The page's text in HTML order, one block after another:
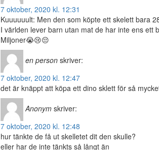
7 oktober, 2020 kl. 12:31
Kuuuuuult: Men den som köpte ett skelett bara
I världen lever barn utan mat de har inte ens ett
Miljoner😭😢😔
en person skriver:
7 oktober, 2020 kl. 12:47
det är knäppt att köpa ett dino sklett för så
Anonym skriver:
7 oktober, 2020 kl. 12:48
hur tänkte de få ut skelletet dit den skulle?
eller har de inte tänkts så långt än